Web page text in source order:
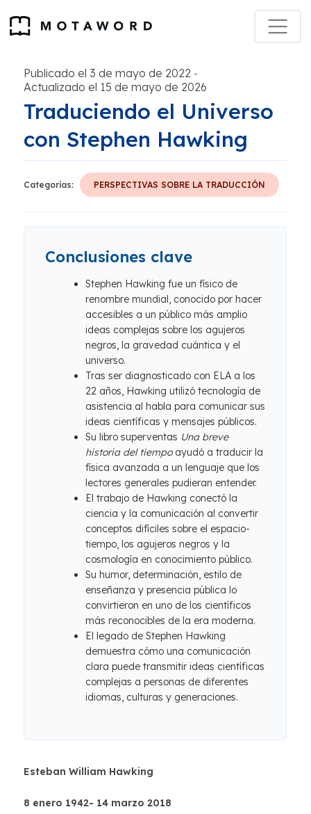
Publicado el 3 de mayo de 2022 -
Actualizado el 15 de mayo de 2026
Traduciendo el Universo
con Stephen Hawking
Categorías: PERSPECTIVAS SOBRE LA TRADUCCIÓN
Conclusiones clave
Stephen Hawking fue un físico de
renombre mundial, conocido por hacer
accesibles a un público más amplio
ideas complejas sobre los agujeros
negros, la gravedad cuántica y el
universo.
Tras ser diagnosticado con ELA a los
22 años, Hawking utilizó tecnología de
asistencia al habla para comunicar sus
ideas científicas y mensajes públicos.
Su libro superventas Una breve
historia del tiempoayudó a traducir la
física avanzada a un lenguaje que los
lectores generales pudieran entender.
El trabajo de Hawking conectó la
ciencia y la comunicación al convertir
conceptos difíciles sobre el espacio-
tiempo, los agujeros negros y la
cosmología en conocimiento público.
Su humor, determinación, estilo de
enseñanza y presencia pública lo
convirtieron en uno de los científicos
más reconocibles de la era moderna.
El legado de Stephen Hawking
demuestra cómo una comunicación
clara puede transmitir ideas científicas
complejas a personas de diferentes
idiomas, culturas y generaciones.
Esteban William Hawking
8 enero 1942- 14 marzo 2018